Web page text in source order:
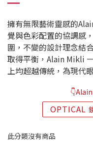
擁有無限藝術靈感的
覺與色彩配置的協調感
圍，不變的設計理念結
取得平衡，Alain Mikli
上均超越傳統，為現代
OPTICAL
此分類沒有商品